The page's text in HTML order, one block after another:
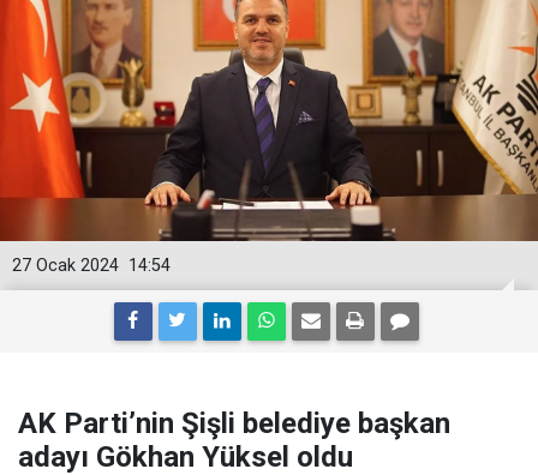
14:54
27 Ocak 2024
AK Parti’nin Şişli belediye başkan
adayı Gökhan Yüksel oldu